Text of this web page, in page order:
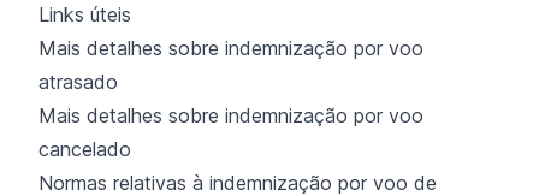
Links úteis
Mais detalhes sobre indemnização por voo
atrasado
Mais detalhes sobre indemnização por voo
cancelado
Normas relativas à indemnização por voo de